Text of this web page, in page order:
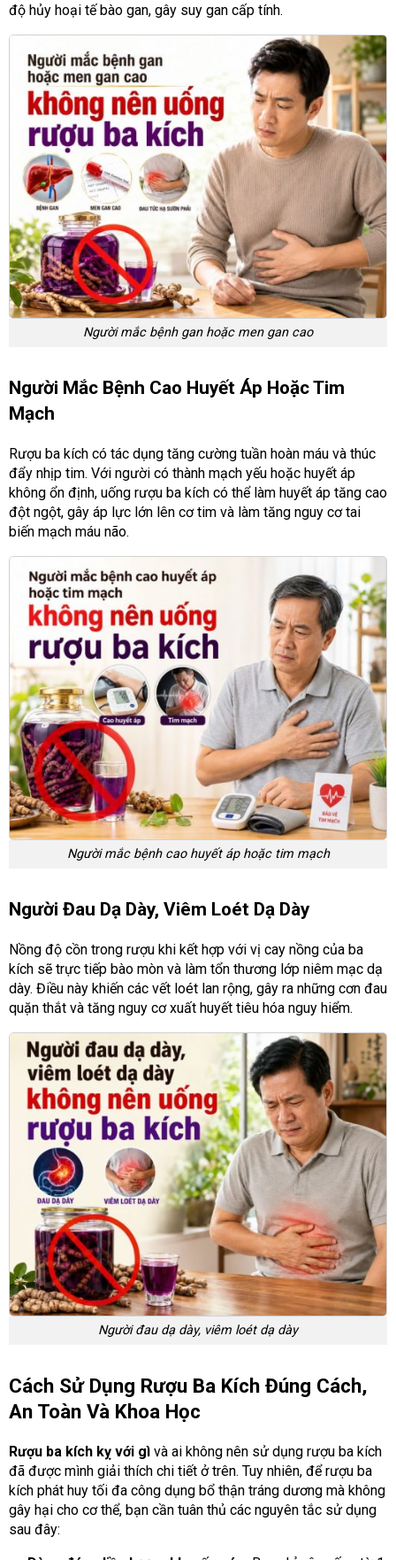
độ hủy hoại tế bào gan, gây suy gan cấp tính.
Người mắc bệnh gan hoặc men gan cao
Người Mắc Bệnh Cao Huyết Áp Hoặc Tim
Mạch
Rượu ba kích có tác dụng tăng cường tuần hoàn máu và thúc
đẩy nhịp tim. Với người có thành mạch yếu hoặc huyết áp
không ổn định, uống rượu ba kích có thể làm huyết áp tăng cao
đột ngột, gây áp lực lớn lên cơ tim và làm tăng nguy cơ tai
biến mạch máu não.
Người mắc bệnh cao huyết áp hoặc tim mạch
Người Đau Dạ Dày, Viêm Loét Dạ Dày
Nồng độ cồn trong rượu khi kết hợp với vị cay nồng của ba
kích sẽ trực tiếp bào mòn và làm tổn thương lớp niêm mạc dạ
dày. Điều này khiến các vết loét lan rộng, gây ra những cơn đau
quặn thắt và tăng nguy cơ xuất huyết tiêu hóa nguy hiểm.
Người đau dạ dày, viêm loét dạ dày
Cách Sử Dụng Rượu Ba Kích Đúng Cách,
An Toàn Và Khoa Học
Rượu ba kích kỵ với gì và ai không nên sử dụng rượu ba kích
đã được mình giải thích chi tiết ở trên. Tuy nhiên, để rượu ba
kích phát huy tối đa công dụng bổ thận tráng dương mà không
gây hại cho cơ thể, bạn cần tuân thủ các nguyên tắc sử dụng
sau đây: